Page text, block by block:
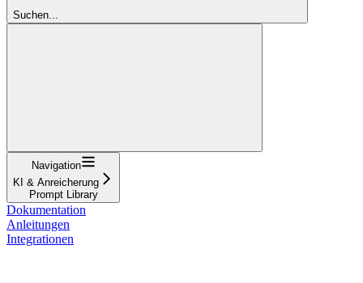
Suchen...
Navigation
KI & Anreicherung
Prompt Library
Dokumentation
Anleitungen
Integrationen